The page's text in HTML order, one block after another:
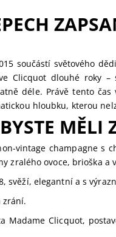
součástí světového
Clicquot dlouhé roky
déle. Právě tento čas
hloubku, kterou
MĚLI
vintage champagne s
zralého ovoce, brioška a
svěží, elegantní a s
zrání.
Madame Clicquot,